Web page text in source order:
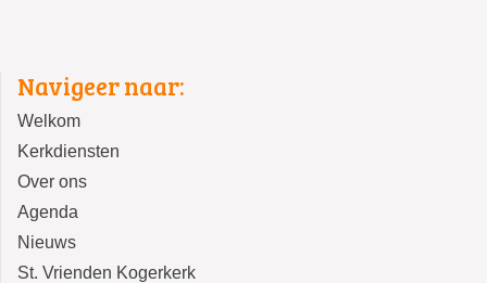
Navigeer naar:
Welkom
Kerkdiensten
Over ons
Agenda
Nieuws
St. Vrienden Kogerkerk